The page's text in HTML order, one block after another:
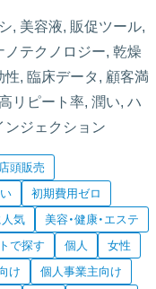
, 美容液, 販促ツール,
ノテクノロジー, 乾燥
, 臨床データ, 顧客満
リピート率, 潤い, ハ
ンジェクション
店頭販売
初期費用ゼロ
気
美容・健康・エステ
で探す 個人
女性
け
個人事業主向け